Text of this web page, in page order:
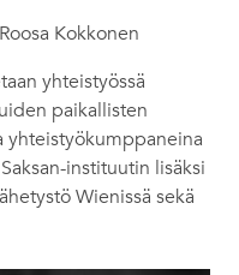
Kokkonen
yhteistyössä
paikallisten
yhteistyökumppaneina
instituutin lisäksi
Wienissä sekä